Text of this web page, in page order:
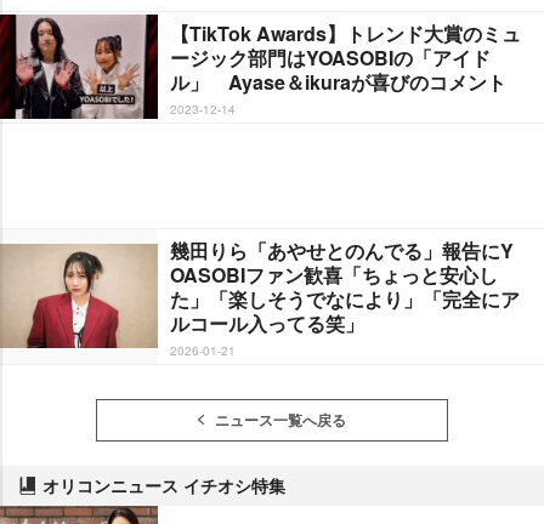
【TikTok Awards】トレンド大賞のミュ
ージック部門はYOASOBIの「アイド
ル」 Ayase＆ikuraが喜びのコメント
2023-12-14
幾田りら「あやせとのんでる」報告にY
OASOBIファン歓喜「ちょっと安心し
た」「楽しそうでなにより」「完全にア
ルコール入ってる笑」
2026-01-21
ニュース一覧へ戻る
オリコンニュース イチオシ特集